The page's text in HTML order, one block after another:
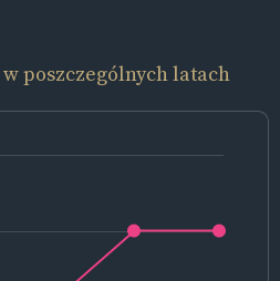
w poszczególnych latach